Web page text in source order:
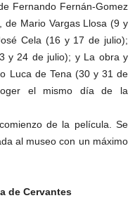
Fernando Fernán-Gomez
Mario Vargas Llosa (9 y
Cela (16 y 17 de julio);
y 24 de julio); y La obra y
Luca de Tena (30 y 31 de
el mismo día de la
de la película. Se
al museo con un máximo
de Cervantes